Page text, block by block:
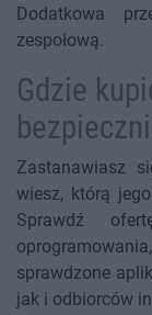
Dodatkowa
zespołową.
Gdzie
Zastanawiasz
wiesz, którą
Sprawdź
sprawdzone
jak i odbiorców